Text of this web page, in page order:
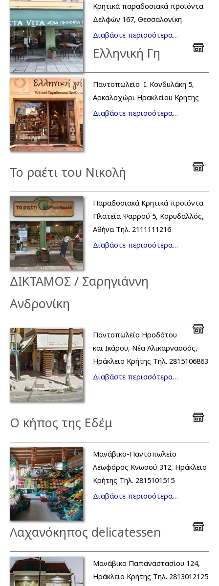
Κρητικά παραδοσιακά προϊόντα
Δελφών 167, Θεσσαλονίκη
Διαβάστε περισσότερα…
Ελληνική Γη
Παντοπωλείο Ι. Κονδυλάκη 5,
Αρκαλοχώρι Ηρακλείου Κρήτης
Διαβάστε περισσότερα…
Το ραέτι του Νικολή
Παραδοσιακά Κρητικά προϊόντα
Πλατεία Ψαρρού 5, Κορυδαλλός,
Αθήνα Τηλ. 2111111216
Διαβάστε περισσότερα…
ΔΙΚΤΑΜΟΣ / Σαρηγιάννη
Ανδρονίκη
Παντοπωλείο Ηροδότου
και Ικάρου, Νέα Αλικαρνασσός,
Ηράκλειο Κρήτης Τηλ. 2815106863
Διαβάστε περισσότερα…
Ο κήπος της Εδέμ
Μανάβικο-Παντοπωλείο
Λεωφόρος Κνωσού 312, Ηράκλειο
Κρήτης Τηλ. 2815101515
Διαβάστε περισσότερα…
Λαχανόκηπος delicatessen
Μανάβικο Παπαναστασίου 124,
Ηράκλειο Κρήτης Τηλ. 2813012125